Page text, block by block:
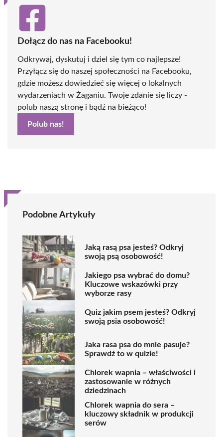
Dołącz do nas na Facebooku!
Odkrywaj, dyskutuj i dziel się tym co najlepsze!
Przyłącz się do naszej społeczności na Facebooku,
gdzie możesz dowiedzieć się więcej o lokalnych
wydarzeniach w Żaganiu. Twoje zdanie się liczy -
polub naszą stronę i bądź na bieżąco!
Polub nas!
Podobne Artykuły
Jaką rasą psa jesteś? Odkryj
swoją psą osobowość!
Jakiego psa wybrać do domu?
Kluczowe wskazówki przy
wyborze rasy
Quiz jakim psem jesteś? Odkryj
swoją psia osobowość!
Jaka rasa psa do mnie pasuje?
Sprawdź to w quizie!
Chlorek wapnia – właściwości i
zastosowanie w różnych
dziedzinach
Chlorek wapnia do sera –
kluczowy składnik w produkcji
serów